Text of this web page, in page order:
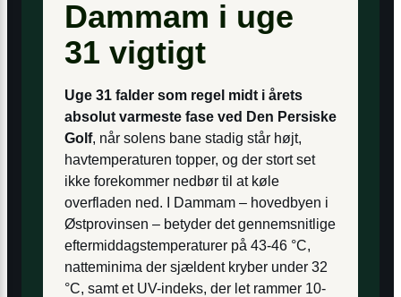
Dammam i uge
31 vigtigt
Uge 31 falder som regel midt i årets
absolut varmeste fase ved Den Persiske
Golf, når solens bane stadig står højt,
havtemperaturen topper, og der stort set
ikke forekommer nedbør til at køle
overfladen ned. I Dammam – hovedbyen i
Østprovinsen – betyder det gennemsnitlige
eftermiddags­temperaturer på 43-46 °C,
natteminima der sjældent kryber under 32
°C, samt et UV-indeks, der let rammer 10-